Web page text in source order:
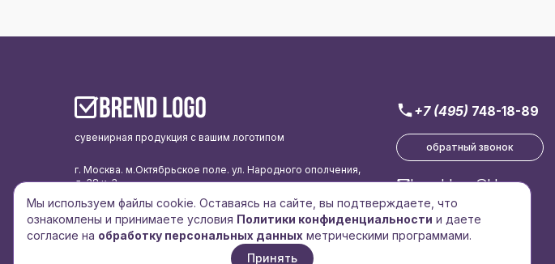
сувенирная продукция с вашим логотипом
г. Москва. м.Октябрьское поле. ул. Народного ополчения,
д. 38 к. 3
подписаться на рассылку
политика конфиденциальности
согласие на обработку персональных данных
+7 (495) 748-18-89
обратный звонок
brend-logo@bk.ru
Мы используем файлы cookie. Оставаясь на сайте, вы подтверждаете, что
ознакомлены и принимаете условия Политики конфиденциальности и даете
согласие на обработку персональных данных метрическими программами.
Принять